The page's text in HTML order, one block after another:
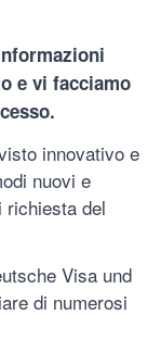
e vi facciamo
innovativo e
nuovi e
richiesta del
Visa und
di numerosi